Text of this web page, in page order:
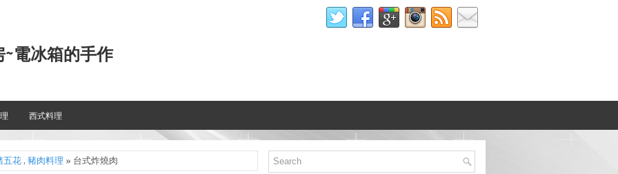
電冰箱的手作
西式料理
五花 , 豬肉料理 » 台式炸燒肉